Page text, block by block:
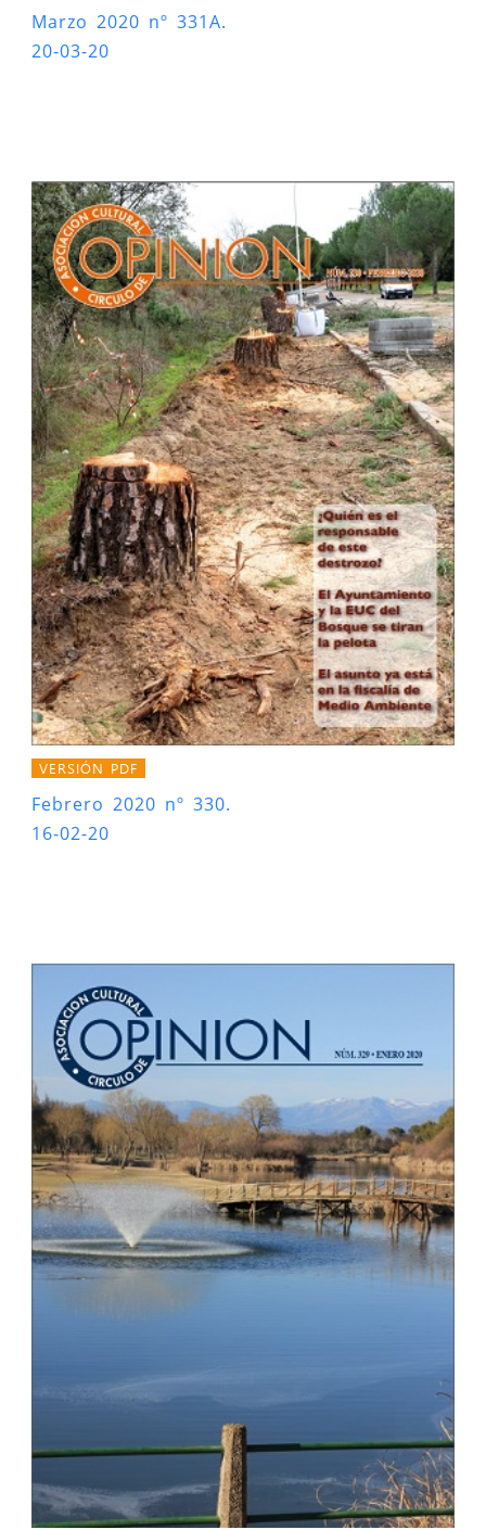
Marzo 2020 nº 331A.
20-03-20
VERSIÓN PDF
Febrero 2020 nº 330.
16-02-20